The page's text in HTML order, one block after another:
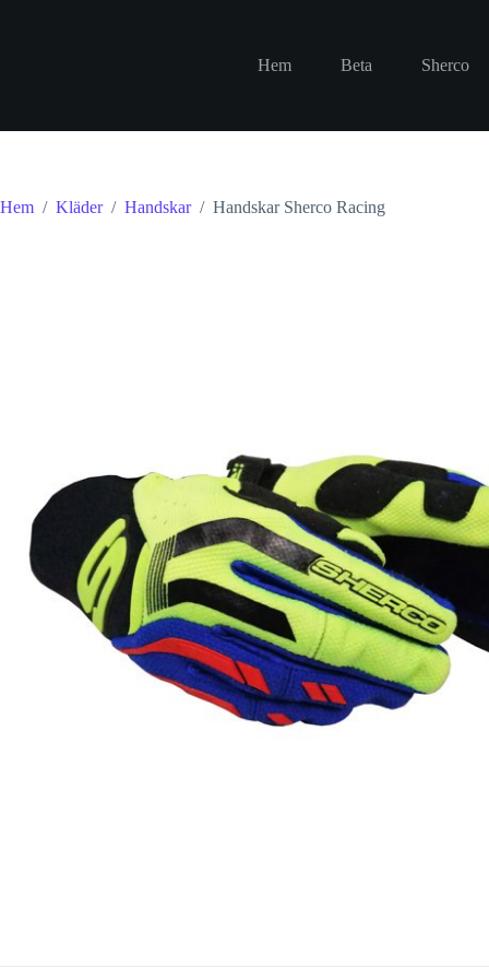
Hem
Beta Sherco
Hem / Kläder / Handskar / Handskar Sherco Racing